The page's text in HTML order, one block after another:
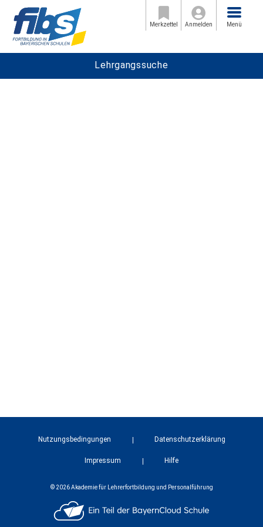
Merkzettel Anmelden
Menü
Menü
Lehrgangssuche
Nutzungsbedingungen Datenschutzerklärung
Impressum Hilfe
© 2026 Akademie für Lehrerfortbildung und Personalführung